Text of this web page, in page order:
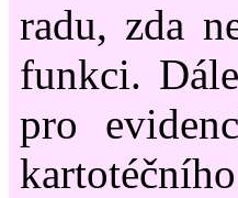
radu, zda
funkci.
pro